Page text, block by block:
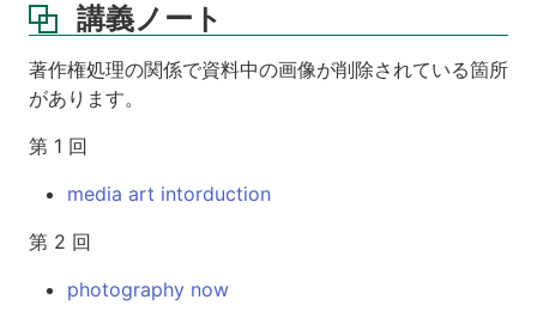
講義ノート
著作権処理の関係で資料中の画像が削除されている箇所
があります。
第 1 回
media art intorduction
第 2 回
photography now